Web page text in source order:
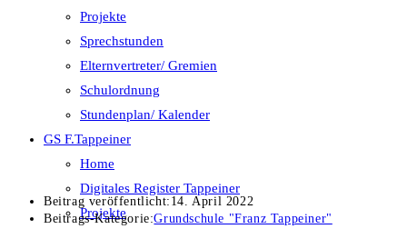
Projekte
Sprechstunden
Elternvertreter/ Gremien
Schulordnung
Stundenplan/ Kalender
GS F.Tappeiner
Home
Digitales Register Tappeiner
Projekte
Beitrag veröffentlicht: 14. April 2022
Beitrags-Kategorie:Grundschule "Franz Tappeiner"